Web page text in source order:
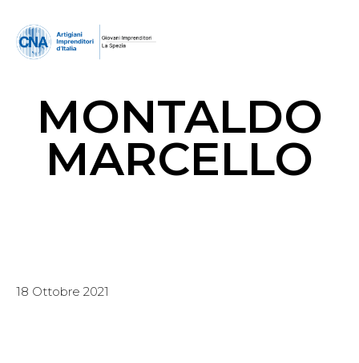
MONTALDO
MARCELLO
18 Ottobre 2021